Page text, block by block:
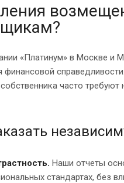
«Платинум» в Москве и
финансовой
часто
Наши отчеты
стандартах, без